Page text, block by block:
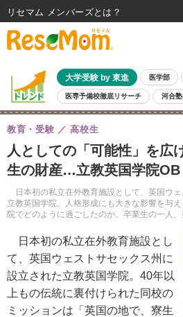
大学受験 by 東進 医学部
医専予備校徹底リサーチ 河合
親子で考える大学選び 高校受験 中学受験
共通テスト 夏休み
8月開催イベント・WS 全国公立高校 過去問
自由研究教材（小学生向け） 自由研究教材（中
人としての「可能性」を広
生の財産…立教英国学院OB
日本初の私立在外教育施設として、英国ウ
立教英国学院。人格形成にも大きな影響を与
院でどのように過ごしたのか。卒業生の一人
教育・受験 高校生
日本初の私立在外教育施設とし
て、英国ウェストサセックス州に
設立された立教英国学院。40年以
上もの伝統に裏付けられた同校の
ミッションは「英国の地で、寮生
リセマム メンバーズ